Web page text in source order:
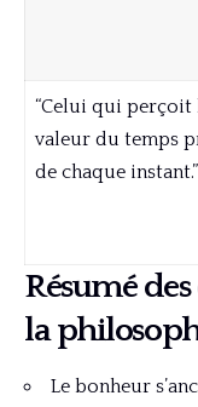
“Celui qui perçoit
valeur du temps
de chaque instant.”
Résumé
la
Le bonheur